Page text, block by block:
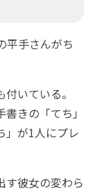
平手さんがち
いている。
きの「てち」
」が1人にプレ
す彼女の変わら